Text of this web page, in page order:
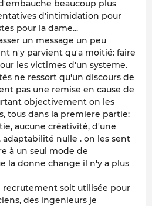
beaucoup plus
d'intimidation pour
pour la dame...
un message un peu
n'y parvient qu'a moitié: faire
les victimes d'un systeme.
ne ressort qu'un discours de
pas une remise en cause de
objectivement on les
tous dans la premiere partie:
aucune créativité, d'une
nulle . on les sent
à un seul mode de
la donne change il n'y a plus
soit utilisée pour
des ingenieurs je